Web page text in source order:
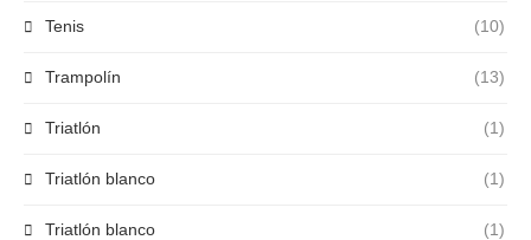
Tenis (10)
Trampolín (13)
Triatlón (1)
Triatlón blanco (1)
Triatlón blanco (1)